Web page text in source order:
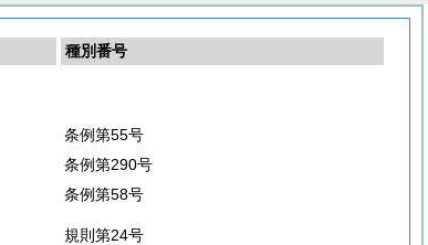
種別番号
条例第55号
条例第290号
条例第58号
規則第24号